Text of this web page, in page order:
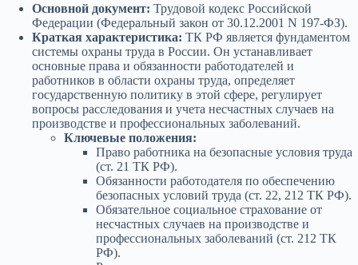
Основной документ: Трудовой кодекс Российской
Федерации (Федеральный закон от 30.12.2001 N 197-ФЗ).
Краткая характеристика: ТК РФ является фундаментом
системы охраны труда в России. Он устанавливает
основные права и обязанности работодателей и
работников в области охраны труда, определяет
государственную политику в этой сфере, регулирует
вопросы расследования и учета несчастных случаев на
производстве и профессиональных заболеваний.
Ключевые положения:
Право работника на безопасные условия труда
(ст. 21 ТК РФ).
Обязанности работодателя по обеспечению
безопасных условий труда (ст. 22, 212 ТК РФ).
Обязательное социальное страхование от
несчастных случаев на производстве и
профессиональных заболеваний (ст. 212 ТК
РФ).